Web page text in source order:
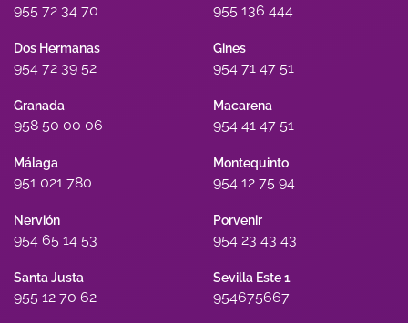
955 72 34 70 955 136 444
Dos Hermanas
954 72 39 52
Gines
954 71 47 51
Granada
958 50 00 06
Macarena
954 41 47 51
Málaga
951 021 780
Montequinto
954 12 75 94
Nervión
954 65 14 53
Porvenir
954 23 43 43
Santa Justa
955 12 70 62
Sevilla Este 1
954675667